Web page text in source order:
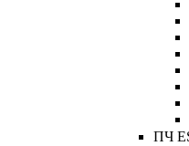
ПЧ